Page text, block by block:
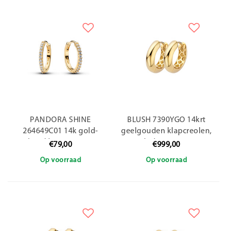
PANDORA SHINE
264649C01 14k gold-
plated hoop earrings
€79,00
Op voorraad
BLUSH 7390YGO 14krt
geelgouden klapcreolen,
bol, 17.7 mm
€999,00
Op voorraad